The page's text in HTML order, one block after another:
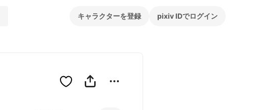
キャラクターを登録 pixiv IDでログイン